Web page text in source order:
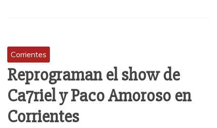
Corrientes
Reprograman el show de
Ca7riel y Paco Amoroso en
Corrientes